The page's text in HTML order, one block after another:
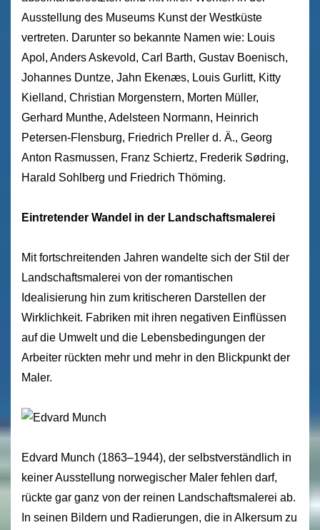
Ausstellung des Museums Kunst der Westküste
vertreten. Darunter so bekannte Namen wie: Louis
Apol, Anders Askevold, Carl Barth, Gustav Boenisch,
Johannes Duntze, Jahn Ekenæs, Louis Gurlitt, Kitty
Kielland, Christian Morgenstern, Morten Müller,
Gerhard Munthe, Adelsteen Normann, Heinrich
Petersen-Flensburg, Friedrich Preller d. Ä., Georg
Anton Rasmussen, Franz Schiertz, Frederik Sødring,
Harald Sohlberg und Friedrich Thöming.
Eintretender Wandel in der Landschaftsmalerei
Mit fortschreitenden Jahren wandelte sich der Stil der
Landschaftsmalerei von der romantischen
Idealisierung hin zum kritischeren Darstellen der
Wirklichkeit. Fabriken mit ihren negativen Einflüssen
auf die Umwelt und die Lebensbedingungen der
Arbeiter rückten mehr und mehr in den Blickpunkt der
Maler.
Edvard Munch (1863–1944), der selbstverständlich in
keiner Ausstellung norwegischer Maler fehlen darf,
rückte gar ganz von der reinen Landschaftsmalerei ab.
In seinen Bildern und Radierungen, die in Alkersum zu